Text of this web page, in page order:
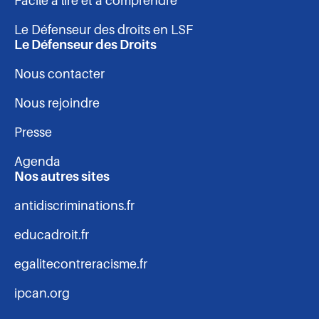
page
Le Défenseur des droits en LSF
Le Défenseur des Droits
Nous contacter
Nous rejoindre
Presse
Agenda
Nos autres sites
antidiscriminations.fr
educadroit.fr
egalitecontreracisme.fr
ipcan.org